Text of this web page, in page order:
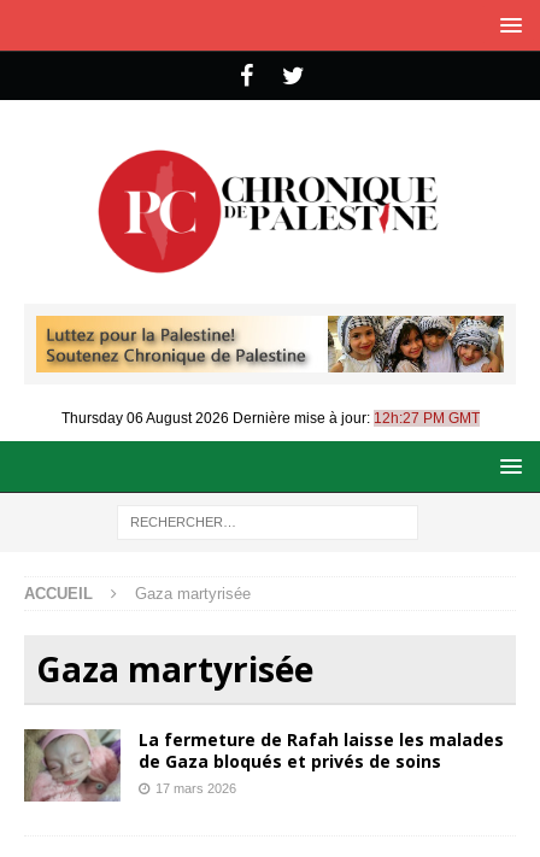
Thursday 06 August 2026 Dernière mise à jour: 12h:27 PM GMT
ACCUEIL Gaza martyrisée
Gaza martyrisée
La fermeture de Rafah laisse les malades
de Gaza bloqués et privés de soins
17 mars 2026